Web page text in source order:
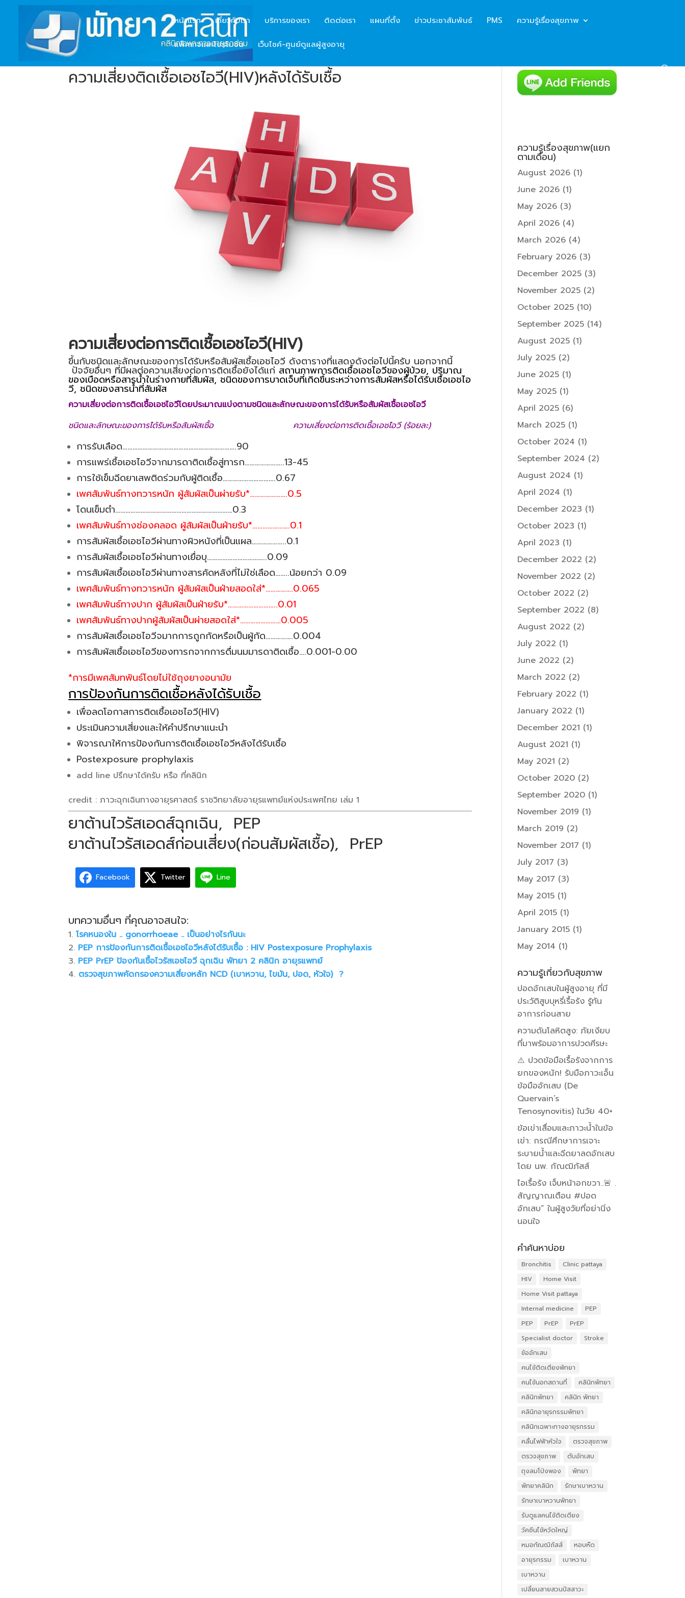
หน้าแรก เกี่ยวกับเรา บริการของเรา ติดต่อเรา แผนที่ตั้ง ข่าวประชาสัมพันธ์ PMS ความรู้เรื่องสุขภาพ
แพ็คเกจและโปรโมชั่น เว็บไซค์-ศูนย์ดูแลผู้สูงอายุ
ความเสี่ยงติดเชื้อเอชไอวี(HIV)หลังได้รับเชื้อ
ความเสี่ยงต่อการติดเชื้อเอชไอวี(HIV)
ขึ้นกับชนิดและลักษณะของการได้รับหรือสัมผัสเชื้อเอชไอวี ดังตารางที่แสดงดังต่อไปนี้ครับ นอกจากนี้
ปัจจัยอื่นๆ ที่มีผลต่อความเสี่ยงต่อการติดเชื้อยังได้แก่ สถานภาพการติดเชื้อเอชไอวีของผู้ป่วย, ปริมาณ
ของเบือดหรือสารน้ำในร่างกายที่สัมผัส, ชนิดของการบาดเจ็บที่เกิดขึ้นระหว่างการสัมผัสหรือได้รับเชื้อเอชไอ
วี, ชนิดของสารน้ำที่สัมผัส
ความเสี่ยงต่อการติดเชื้อเอชไอวีโดยประมาณแบ่งตามชนิดและลักษณะของการได้รับหรือสัมผัสเชื้อเอชไอวี
ชนิดและลักษณะของการได้รับหรือสัมผัสเชื้อ
ความเสี่ยงต่อการติดเชื้อเอชไอวี (ร้อยละ)
การรับเลือด………………………………………………………….90
การแพร่เชื้อเอชไอวีจากมารดาติดเชื้อสู่ทารก…………………..13-45
การใช้เข็มฉีดยาเสพติดร่วมกับผู้ติดเชื้อ………………………….0.67
เพศสัมพันธ์ทางทวารหนัก ผู้สัมผัสเป็นผ่ายรับ*………………….0.5
โดนเข็มตำ……………………………………………………………0.3
เพศสัมพันธ์ทางช่องคลอด ผู้สัมผัสเป็นฝ่ายรับ*………………….0.1
การสัมผัสเชื้อเอชไอวีผ่านทางผิวหนังที่เป็นแผล………………..0.1
การสัมผัสเชื้อเอชไอวีผ่านทางเยื่อบุ……………………………..0.09
การสัมผัสเชื้อเอชไอวีผ่านทางสารคัดหลังที่ไม่ใช่เลือด……..น้อยกว่า 0.09
เพศสัมพันธ์ทางทวารหนัก ผู้สัมผัสเป็นฝ่ายสอดใส่*…………….0.065
เพศสัมพันธ์ทางปาก ผู้สัมผัสเป็นฝ่ายรับ*………………………..0.01
เพศสัมพันธ์ทางปากผู้สัมผัสเป็นผ่ายสอดใส่*……………………0.005
การสัมผัสเชื้อเอชไอวีจมากการถูกกัดหรือเป็นผู้กัด…………….0.004
การสัมผัสเชื้อเอชไอวีของทารกจากการดื่มนมมารดาติดเชื้อ….0.001-0.00
*การมีเพศสัมทพันธ์โดยไม่ใช้ถุงยางอนามัย
การป้องกันการติดเชื้อหลังได้รับเชื้อ
เพื่อลดโอกาสการติดเชื้อเอชไอวี(HIV)
ประเมินความเสี่ยงและให้คำปรึกษาแนะนำ
พิจารณาให้การป้องกันการติดเชื้อเอชไอวีหลังได้รับเชื้อ
Postexposure prophylaxis
add line ปรึกษาได้ครับ หรือ ที่คลินิก
credit : ภาวะฉุกเฉินทางอายุรศาสตร์ ราชวิทยาลัยอายุรแพทย์แห่งประเพศไทย เล่ม 1
ยาต้านไวรัสเอดส์ฉุกเฉิน, PEP
ยาต้านไวรัสเอดส์ก่อนเสี่ยง(ก่อนสัมผัสเชื้อ), PrEP
Facebook Twitter Line
บทความอื่นๆ ที่คุณอาจสนใจ:
โรคหนองใน .. gonorrhoeae .. เป็นอย่างไรกันนะ
PEP การป้องกันการติดเชื้อเอชไอวีหลังได้รับเชื้อ : HIV Postexposure Prophylaxis
PEP PrEP ป้องกันเชื้อไวรัสเอชไอวี ฉุกเฉิน พัทยา 2 คลินิก อายุรแพทย์
ตรวจสุขภาพคัดกรองความเสี่ยงหลัก NCD (เบาหวาน, ไขมัน, ปอด, หัวใจ) ?
ความรู้เรื่องสุขภาพ(แยก
ตามเดือน)
August 2026 (1)
June 2026 (1)
May 2026 (3)
April 2026 (4)
March 2026 (4)
February 2026 (3)
December 2025 (3)
November 2025 (2)
October 2025 (10)
September 2025 (14)
August 2025 (1)
July 2025 (2)
June 2025 (1)
May 2025 (1)
April 2025 (6)
March 2025 (1)
October 2024 (1)
September 2024 (2)
August 2024 (1)
April 2024 (1)
December 2023 (1)
October 2023 (1)
April 2023 (1)
December 2022 (2)
November 2022 (2)
October 2022 (2)
September 2022 (8)
August 2022 (2)
July 2022 (1)
June 2022 (2)
March 2022 (2)
February 2022 (1)
January 2022 (1)
December 2021 (1)
August 2021 (1)
May 2021 (2)
October 2020 (2)
September 2020 (1)
November 2019 (1)
March 2019 (2)
November 2017 (1)
July 2017 (3)
May 2017 (3)
May 2015 (1)
April 2015 (1)
January 2015 (1)
May 2014 (1)
ความรู้เกี่ยวกับสุขภาพ
ปอดอักเสบในผู้สูงอายุ ที่มี
ประวัติสูบบุหรี่เรื้อรัง รู้ทัน
อาการก่อนสาย
ความดันโลหิตสูง: ภัยเงียบ
ที่มาพร้อมอาการปวดศีรษะ
⚠️ ปวดข้อมือเรื้อรังจากการ
ยกของหนัก! รับมือภาวะเอ็น
ข้อมืออักเสบ (De
Quervain’s
Tenosynovitis) ในวัย 40+
ข้อเข่าเสื่อมและภาวะน้ำในข้อ
เข่า: กรณีศึกษาการเจาะ
ระบายน้ำและฉีดยาลดอักเสบ
โดย นพ. กัณฒิภัสส์
ไอเรื้อรัง เจ็บหน้าอกขวา..🚨 .
สัญญาณเตือน #ปอด
อักเสบ” ในผู้สูงวัยที่อย่านิ่ง
นอนใจ
คำค้นหาบ่อย
Bronchitis
Clinic pattaya
HIV
Home Visit
Home Visit pattaya
Internal medicine
PEP
PEP
PrEP
PrEP
Specialist doctor
Stroke
ข้ออักเสบ
คนไข้ติดเตียงพัทยา
คนไข้นอกสถานที่
คลินิกพัทยา
คลินิกพัทยา
คลินิก พัทยา
คลินิกอายุรกรรมพัทยา
คลินิกเฉพาะทางอายุรกรรม
คลื่นไฟฟ้าหัวใจ
ตรวจสุขภาพ
ตรวจสุขภาพ
ตับอักเสบ
ถุงลมโป่งพอง
พัทยา
พัทยาคลินิก
รักษาเบาหวาน
รักษาเบาหวานพัทยา
รับดูแลคนไข้ติดเตียง
วัคซีนไข้หวัดใหญ่
หมอกัณฒิภัสส์
หอบหืด
อายุรกรรม
เบาหวาน
เบาหวาน
เปลี่ยนสายสวนปัสสาวะ